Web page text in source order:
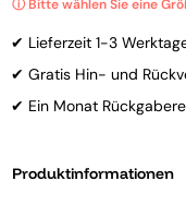
✔ Lieferzeit 1-3
✔ Gratis Hin- und
✔ Ein Monat
Produktinformationen